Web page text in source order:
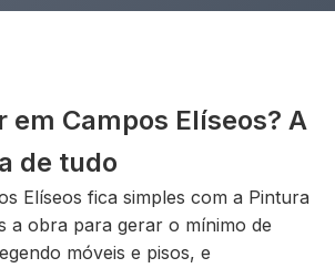
em Campos Elíseos? A
de tudo
Elíseos fica simples com a Pintura
a obra para gerar o mínimo de
móveis e pisos, e